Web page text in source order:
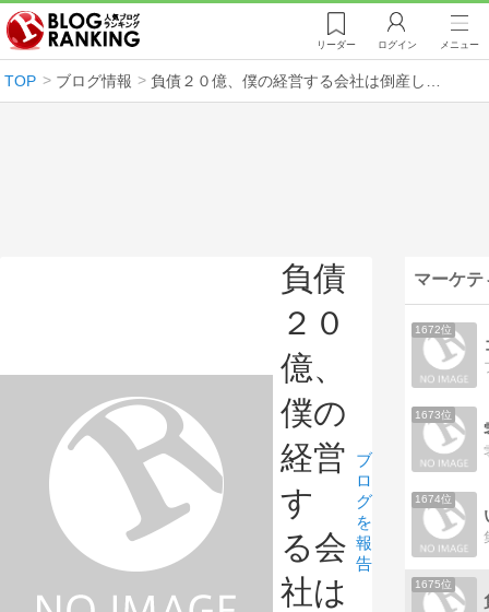
リーダー ログイン メニュー
TOP ブログ情報 負債２０億、僕の経営する会社は倒産した。
負債
２０
億、
僕の
経営
す
る会
社は
ブ
ロ
グ
を
報
告
マーケテ
1672位
1673位
1674位
1675位